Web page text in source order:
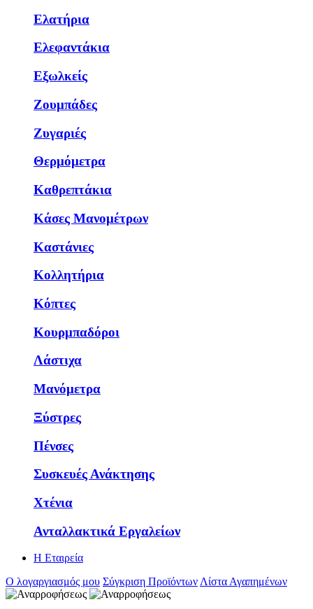
Ελατήρια
Ελεφαντάκια
Εξωλκείς
Ζουμπάδες
Ζυγαριές
Θερμόμετρα
Καθρεπτάκια
Κάσες Μανομέτρων
Καστάνιες
Κολλητήρια
Κόπτες
Κουρμπαδόροι
Λάστιχα
Μανόμετρα
Ξύστρες
Πένσες
Συσκευές Ανάκτησης
Χτένια
Ανταλλακτικά Εργαλείων
Η Εταιρεία
Ο λογαργιασμός μου Σύγκριση ΠροϊόντωνΛίστα Αγαπημένων